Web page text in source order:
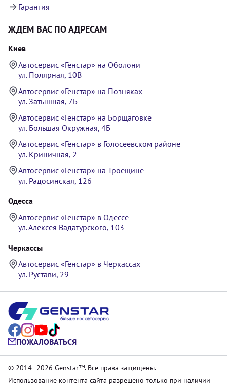
Гарантия
ЖДЕМ ВАС ПО АДРЕСАМ
Киев
Автосервис «Генстар» на Оболони
ул. Полярная, 10В
Автосервис «Генстар» на Позняках
ул. Затышная, 7Б
Автосервис «Генстар» на Борщаговке
ул. Большая Окружная, 4Б
Автосервис «Генстар» в Голосеевском районе
ул. Криничная, 2
Автосервис «Генстар» на Троещине
ул. Радосинская, 126
Одесса
Автосервис «Генстар» в Одессе
ул. Алексея Вадатурского, 103
Черкассы
Автосервис «Генстар» в Черкассах
ул. Рустави, 29
ПОЖАЛОВАТЬСЯ
© 2014–2026 Genstar™. Все права защищены.
Использование контента сайта разрешено только при наличии